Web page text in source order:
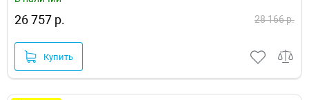
26 757 р. 28 166 р.
Купить